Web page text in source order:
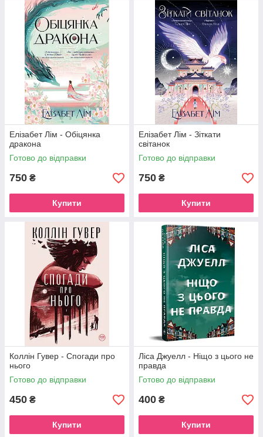
Елізабет Лім - Обіцянка
дракона
Готово до відправки
750 ₴
Купити
Елізабет Лім - Зіткати
світанок
Готово до відправки
750 ₴
Купити
Коллін Гувер - Спогади про
нього
Готово до відправки
450 ₴
Купити
Ліса Джуелл - Ніщо з цього не
правда
Готово до відправки
400 ₴
Купити